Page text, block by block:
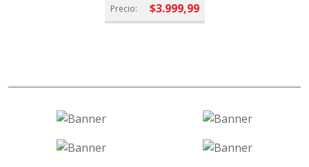
Precio: $3.999,99